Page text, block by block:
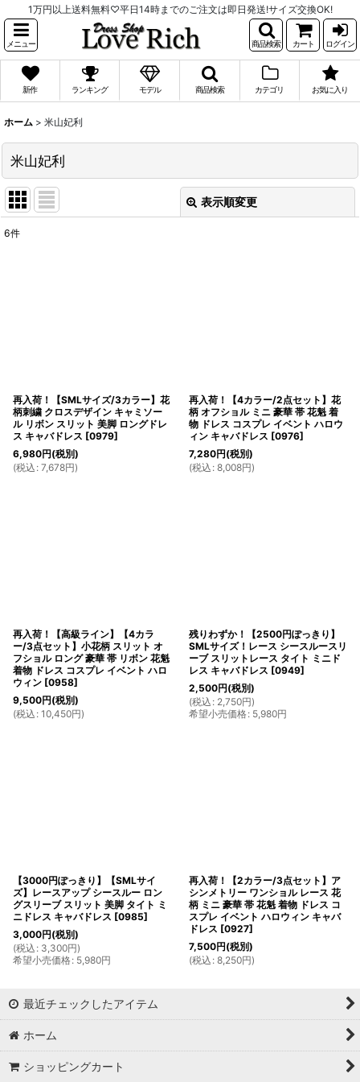
1万円以上送料無料♡平日14時までのご注文は即日発送!サイズ交換OK!
メニュー 商品検索 カート ログイン
新作 ランキング モデル 商品検索 カテゴリ お気に入り
ホーム > 米山妃利
米山妃利
表示順変更
6件
再入荷！【SMLサイズ/3カラー】花
柄刺繍 クロスデザイン キャミソー
ル リボン スリット 美脚 ロングドレ
ス キャバドレス [0979]
6,980円(税別)
(税込 : 7,678円)
再入荷！【4カラー/2点セット】花
柄 オフショル ミニ 豪華 帯 花魁 着
物 ドレス コスプレ イベント ハロウ
ィン キャバドレス [0976]
7,280円(税別)
(税込 : 8,008円)
再入荷！【高級ライン】【4カラ
ー/3点セット】小花柄 スリット オ
フショル ロング 豪華 帯 リボン 花魁
着物 ドレス コスプレ イベント ハロ
ウィン [0958]
9,500円(税別)
(税込 : 10,450円)
残りわずか！【2500円ぽっきり】
SMLサイズ！レース シースルースリ
ーブ スリットレース タイト ミニド
レス キャバドレス [0949]
2,500円(税別)
(税込 : 2,750円)
希望小売価格: 5,980円
【3000円ぽっきり】【SMLサイ
ズ】レースアップ シースルー ロン
グスリーブ スリット 美脚 タイト ミ
ニドレス キャバドレス [0985]
3,000円(税別)
(税込 : 3,300円)
希望小売価格: 5,980円
再入荷！【2カラー/3点セット】ア
シンメトリー ワンショル レース 花
柄 ミニ 豪華 帯 花魁 着物 ドレス コ
スプレ イベント ハロウィン キャバ
ドレス [0927]
7,500円(税別)
(税込 : 8,250円)
最近チェックしたアイテム
ホーム
ショッピングカート